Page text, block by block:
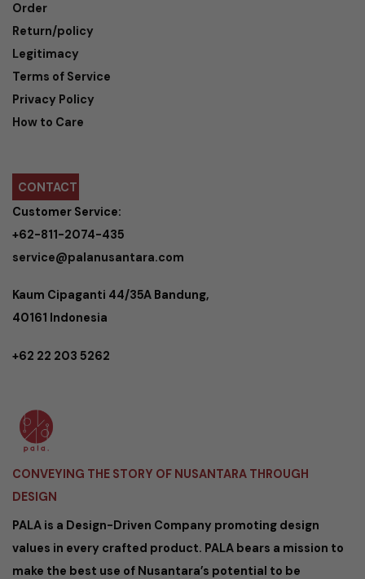
Order
Return/policy
Legitimacy
Terms of Service
Privacy Policy
How to Care
CONTACT
Customer Service:
+62-811-2074-435
service@palanusantara.com
Kaum Cipaganti 44/35A Bandung,
40161 Indonesia
+62 22 203 5262
CONVEYING THE STORY OF NUSANTARA THROUGH
DESIGN
PALA is a Design-Driven Company promoting design
values in every crafted product. PALA bears a mission to
make the best use of Nusantara’s potential to be